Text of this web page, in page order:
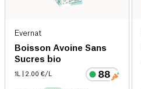
Evernat
Boisson Avoine Sans
Sucres bio
1L | 2.00 €/L